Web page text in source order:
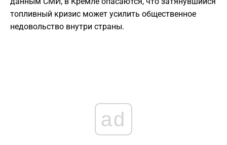
топливный кризис может усилить общественное
недовольство внутри страны.
ad